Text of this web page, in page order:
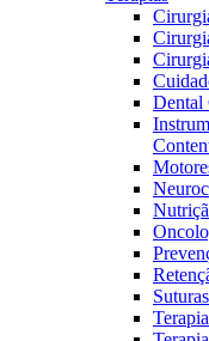
Catálogo de Produtos
Encontre o
da B. Braun com
Centro de Inovação
Vamos
Saiba mais sobre o
Dental